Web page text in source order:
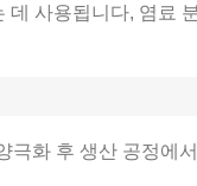
사용됩니다, 염료
화 후 생산 공정에